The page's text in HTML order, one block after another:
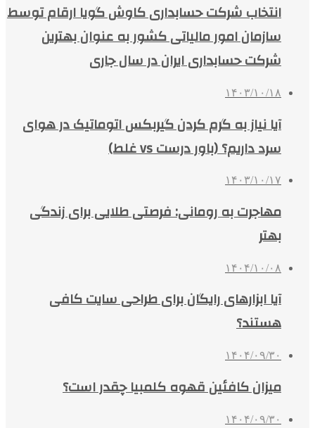
انتخاب شرکت حسابداری کاوش گویا ارقام توسط
سازمان امور مالیاتی کشور به عنوان بهترین
شرکت حسابداری ایران در سال جاری
۱۴۰۳/۱۰/۱۸
آیا نیاز به گرم کردن گیربکس اتوماتیک در هوای
سرد داریم؟ (باور درست vs غلط)
۱۴۰۳/۱۰/۱۷
مهاجرت به رومانی: فرصتی طلایی برای زندگی
بهتر
۱۴۰۴/۱۰/۰۸
آیا ابزارهای رایگان برای طراحی سایت کافی
هستند؟
۱۴۰۴/۰۹/۳۰
میزان کافئین قهوه کلمبیا چقدر است؟
۱۴۰۴/۰۹/۳۰